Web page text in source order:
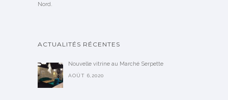
Nord.
ACTUALITÉS RÉCENTES
Nouvelle vitrine au Marché Serpette
AOÛT 6,2020